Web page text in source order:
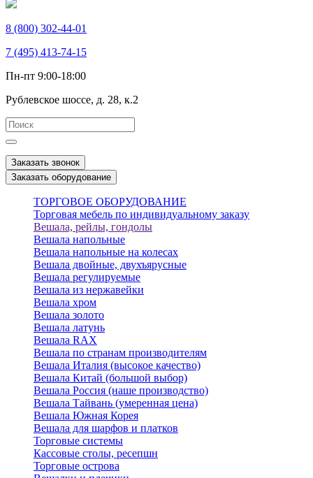
8 (800) 302-44-01
7 (495) 413-74-15
Пн-пт 9:00-18:00
Рублевское шоссе, д. 28, к.2
Заказать звонок
Заказать оборудование
ТОРГОВОЕ ОБОРУДОВАНИЕ
Торговая мебель по индивидуальному заказу
Вешала, рейлы, гондолы
Вешала напольные
Вешала напольные на колесах
Вешала двойные, двухъярусные
Вешала регулируемые
Вешала из нержавейки
Вешала хром
Вешала золото
Вешала латунь
Вешала RAX
Вешала по странам производителям
Вешала Италия (высокое качество)
Вешала Китай (большой выбор)
Вешала Россия (наше производство)
Вешала Тайвань (умеренная цена)
Вешала Южная Корея
Вешала для шарфов и платков
Торговые системы
Кассовые столы, ресепшн
Торговые острова